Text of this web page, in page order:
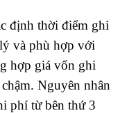
định thời điểm ghi
và phù hợp với
hợp giá vốn ghi
Nguyên nhân
phí từ bên thứ 3